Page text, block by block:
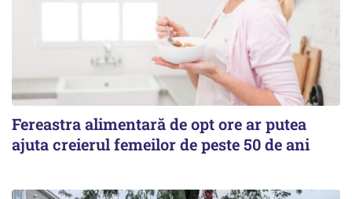
Fereastra alimentară de opt ore ar putea
ajuta creierul femeilor de peste 50 de ani